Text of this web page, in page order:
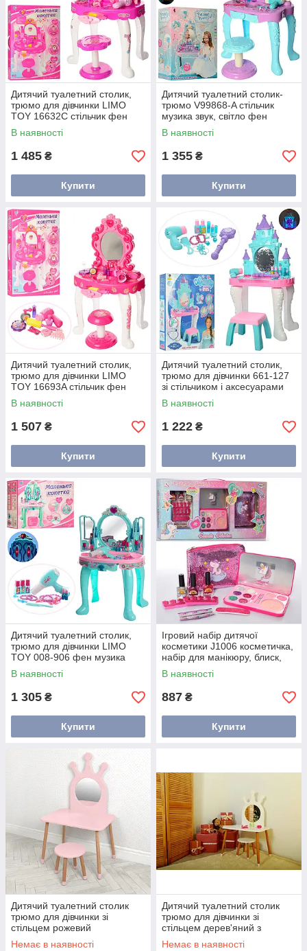
Дитячий туалетний столик,
трюмо для дівчинки LIMO
TOY 16632C стільчик фен
музика світло аксесуари
рожевий
В наявності
1 485 ₴
Купити
Дитячий туалетний столик-
трюмо V99868-A стільчик
музика звук, світло фен
аксесуари блакитний
В наявності
1 355 ₴
Купити
Дитячий туалетний столик,
трюмо для дівчинки LIMO
TOY 16693A стільчик фен
музика світло аксесуари
рожевий
В наявності
1 507 ₴
Купити
Дитячий туалетний столик,
трюмо для дівчинки 661-127
зі стільчиком і аксесуарами
блакитний
В наявності
1 222 ₴
Купити
Дитячий туалетний столик,
трюмо для дівчинки LIMO
TOY 008-906 фен музика
світло аксесуари блакитний
В наявності
1 305 ₴
Купити
Ігровий набір дитячої
косметики J1006 косметичка,
набір для манікюру, блиск,
пудра, рум'яна
В наявності
887 ₴
Купити
Дитячий туалетний столик
трюмо для дівчинки зі
стільцем рожевий
Немає в наявності
Дитячий туалетний столик
трюмо для дівчинки зі
стільцем дерев'яний з
дзеркалом
Немає в наявності